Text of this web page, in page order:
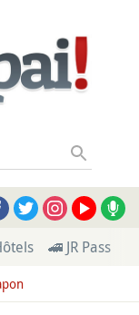
🚄 JR Pass